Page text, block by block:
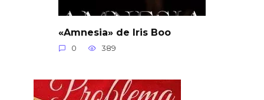
«Amnesia» de Iris Boo
0 389